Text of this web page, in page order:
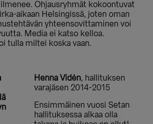
Ohjausryhmät kokoontuvat
aikaan Helsingissä, joten oman
yhteensovittaminen voi
Media ei katso kelloa.
tulla miltei koska vaan.
Henna Vidėn, hallituksen
varajäsen 2014-2015
Ensimmäinen vuosi Setan
hallituksessa alkaa olla